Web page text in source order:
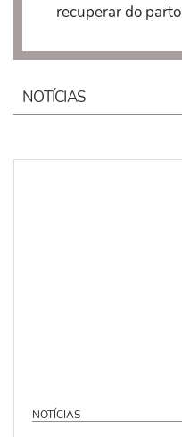
recuperar do parto
NOTÍCIAS
NOTÍCIAS